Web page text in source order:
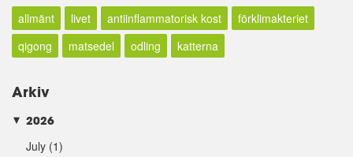
allmänt livet antiinflammatorisk kost
förklimakteriet
qigong
matsedel odling katterna
Arkiv
► 2026
July (1)